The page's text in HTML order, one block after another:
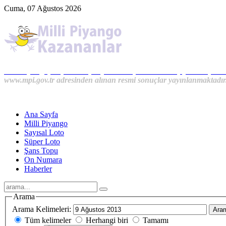
Cuma, 07 Ağustos 2026
www.mpi.gov.tr adresinden alınan resmi sonuçlar
Ana Sayfa
Milli Piyango
Sayısal Loto
Süper Loto
Şans Topu
On Numara
Haberler
Arama
Arama Kelimeleri:
Tüm kelimeler Herhangi biri
Tamamı